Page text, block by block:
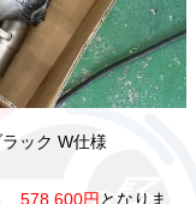
ック W仕様
578,600円となりま